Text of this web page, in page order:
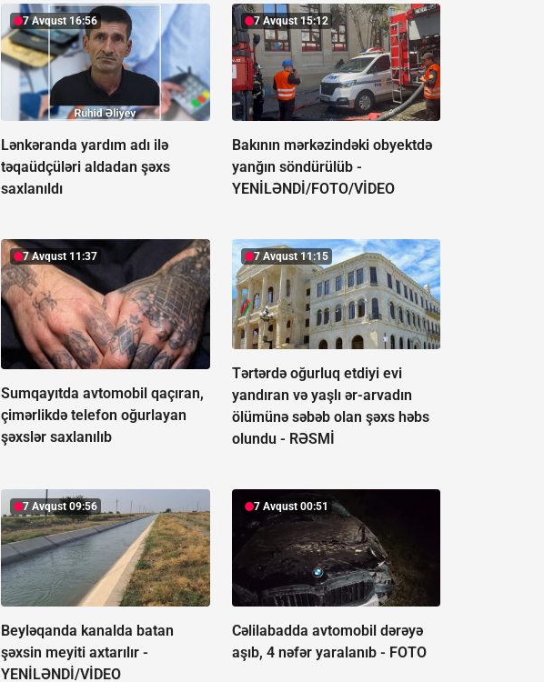
7 Avqust 16:56
Lənkəranda yardım adı ilə
təqaüdçüləri aldadan şəxs
saxlanıldı
7 Avqust 15:12
Bakının mərkəzindəki obyektdə
yanğın söndürülüb -
YENİLƏNDİ/FOTO/VİDEO
7 Avqust 11:37
Sumqayıtda avtomobil qaçıran,
çimərlikdə telefon oğurlayan
şəxslər saxlanılıb
7 Avqust 11:15
Tərtərdə oğurluq etdiyi evi
yandıran və yaşlı ər-arvadın
ölümünə səbəb olan şəxs həbs
olundu - RƏSMİ
7 Avqust 09:56
Beyləqanda kanalda batan
şəxsin meyiti axtarılır -
YENİLƏNDİ/VİDEO
7 Avqust 00:51
Cəlilabadda avtomobil dərəyə
aşıb, 4 nəfər yaralanıb - FOTO